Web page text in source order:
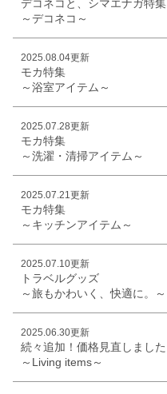
デコネコと、シマエナガ特集
～デコネコ～
2025.08.04更新
モカ特集
～浴室アイテム～
2025.07.28更新
モカ特集
～洗濯・清掃アイテム～
2025.07.21更新
モカ特集
～キッチンアイテム～
2025.07.10更新
トラベルグッズ
～旅もかわいく、快適に。～
2025.06.30更新
続々追加！価格見直しました
～Living items～